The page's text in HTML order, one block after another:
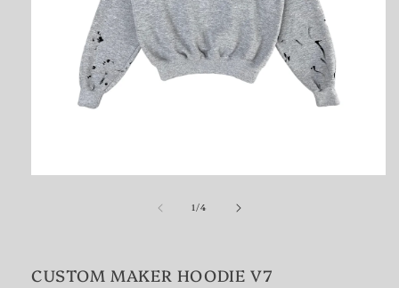
1/su
4
CUSTOM MAKER HOODIE V7